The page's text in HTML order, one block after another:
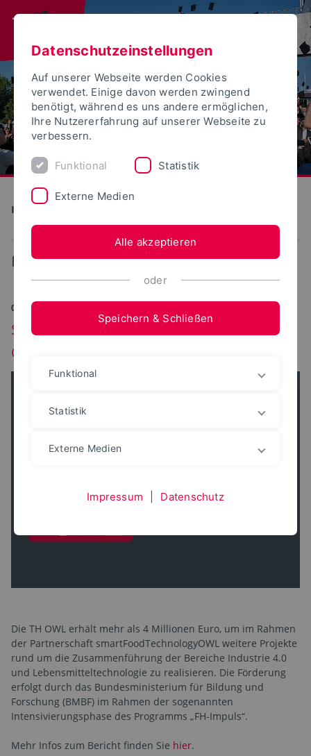
Institute for Life Science Technologies
... News
09.06.2020
smartFoodTechnologyOWL geht in
die Intensivierungsphase
Die TH OWL erhält mehr als 4 Millionen Euro, um im Rahmen
der Partnerschaft smartFoodTechnologyOWL weitere Projekte
rund um die Zusammenführung der Bereiche Industrie 4.0
und Lebensmitteltechnologie zu realisieren. Die Förderung
erfolgt durch das Bundesministerium für Bildung und
Forschung (BMBF) im Rahmen der sogenannten
Intensivierungsphase des Programms „FH-Impuls“.
Mehr Infos zum Bericht finden Sie hier.
Datenschutzeinstellungen
Auf unserer Webseite werden Cookies
verwendet. Einige davon werden zwingend
benötigt, während es uns andere ermöglichen,
Ihre Nutzererfahrung auf unserer Webseite zu
verbessern.
Funktional Statistik
Externe Medien
Alle akzeptieren
oder
Speichern & Schließen
Funktional
Statistik
Externe Medien
Impressum Datenschutz